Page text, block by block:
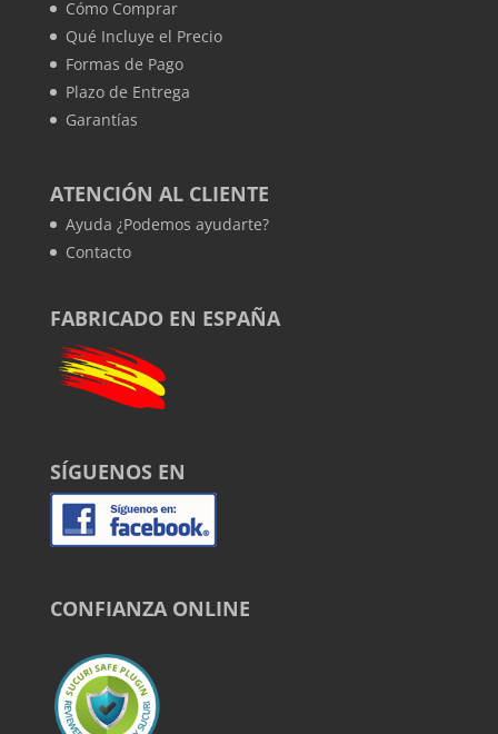
Cómo Comprar
Qué Incluye el Precio
Formas de Pago
Plazo de Entrega
Garantías
ATENCIÓN AL CLIENTE
Ayuda ¿Podemos ayudarte?
Contacto
FABRICADO EN ESPAÑA
SÍGUENOS EN
CONFIANZA ONLINE